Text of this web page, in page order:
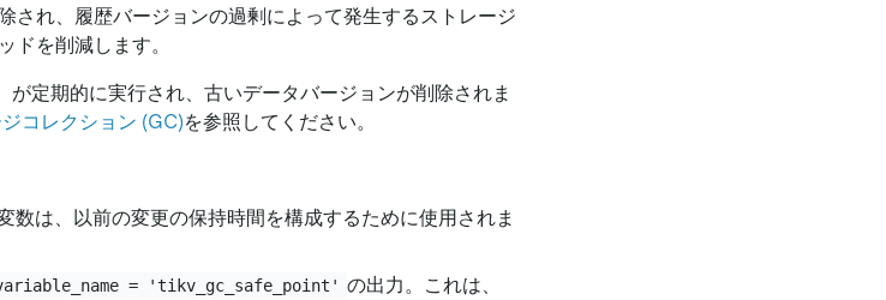
され、履歴バージョンの過剰によって発生するストレージ
ドを削減します。
定期的に実行され、古いデータバージョンが削除されま
コレクション (GC)を参照してください。
数は、以前の変更の保持時間を構成するために使用されま
variable_name = 'tikv_gc_safe_point' の出力。これは、